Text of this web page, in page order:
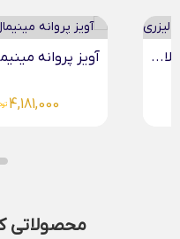
آویز پروانه مینیمال طلا...
تومان
محصولاتی